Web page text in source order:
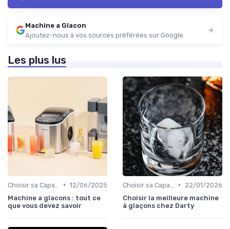
Machine a Glacon
Ajoutez-nous à vos sources préférées sur Google
Les plus lus
• 12/06/2025
Machine a glacons : tout ce
que vous devez savoir
•
22/01/2026
Choisir la meilleure machine
à glaçons chez Darty